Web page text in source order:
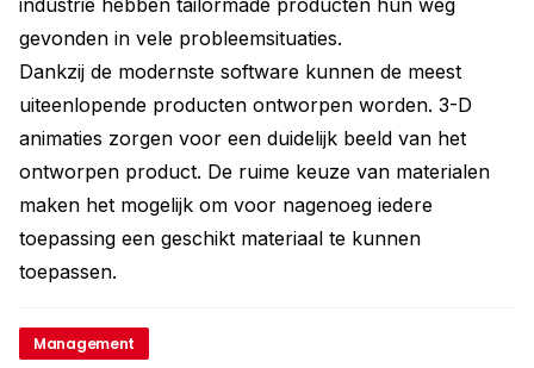
industrie hebben tailormade producten hun weg
gevonden in vele probleemsituaties.
Dankzij de modernste software kunnen de meest
uiteenlopende producten ontworpen worden. 3-D
animaties zorgen voor een duidelijk beeld van het
ontworpen product. De ruime keuze van materialen
maken het mogelijk om voor nagenoeg iedere
toepassing een geschikt materiaal te kunnen
toepassen.
Management